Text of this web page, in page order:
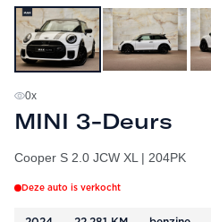
0x
MINI 3-Deurs
Cooper S 2.0 JCW XL | 204PK
Deze auto is verkocht